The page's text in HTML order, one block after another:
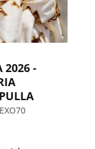
2026 -